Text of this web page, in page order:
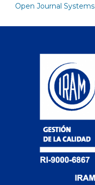
Open Journal Systems